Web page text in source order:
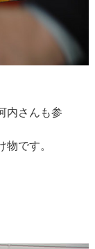
内さんも参
です。